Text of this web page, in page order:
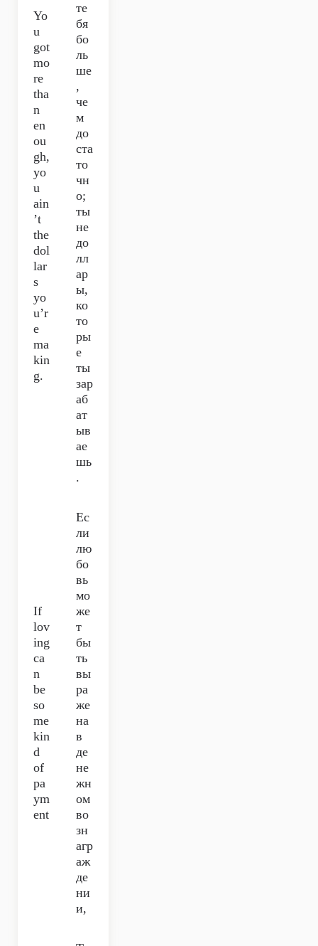
Yo
u
got
mo
re
tha
n
en
ou
gh,
yo
u
ain
’t
the
dol
lar
s
yo
u’r
e
ma
kin
g.
те
бя
бо
ль
ше
,
че
м
до
ста
то
чн
о;
ты
не
до
лл
ар
ы,
ко
то
ры
е
ты
зар
аб
ат
ыв
ае
шь
.
If
lov
ing
ca
n
be
so
me
kin
d
of
pa
ym
ent
Ес
ли
лю
бо
вь
мо
же
т
бы
ть
вы
ра
же
на
в
де
не
жн
ом
во
зн
агр
аж
де
ни
и,